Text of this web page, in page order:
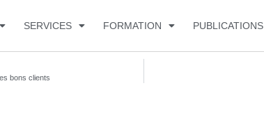
SERVICES FORMATION PUBLICATIONS
bons clients